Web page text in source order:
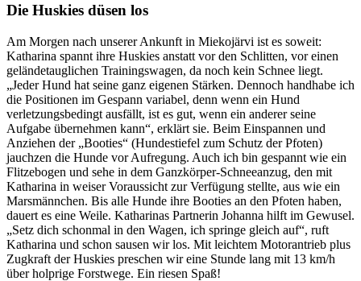
Die Huskies düsen los
Am Morgen nach unserer Ankunft in Miekojärvi ist es soweit:
Katharina spannt ihre Huskies anstatt vor den Schlitten, vor einen
geländetauglichen Trainingswagen, da noch kein Schnee liegt.
„Jeder Hund hat seine ganz eigenen Stärken. Dennoch handhabe ich
die Positionen im Gespann variabel, denn wenn ein Hund
verletzungsbedingt ausfällt, ist es gut, wenn ein anderer seine
Aufgabe übernehmen kann“, erklärt sie. Beim Einspannen und
Anziehen der „Booties“ (Hundestiefel zum Schutz der Pfoten)
jauchzen die Hunde vor Aufregung. Auch ich bin gespannt wie ein
Flitzebogen und sehe in dem Ganzkörper-Schneeanzug, den mit
Katharina in weiser Voraussicht zur Verfügung stellte, aus wie ein
Marsmännchen. Bis alle Hunde ihre Booties an den Pfoten haben,
dauert es eine Weile. Katharinas Partnerin Johanna hilft im Gewusel.
„Setz dich schonmal in den Wagen, ich springe gleich auf“, ruft
Katharina und schon sausen wir los. Mit leichtem Motorantrieb plus
Zugkraft der Huskies preschen wir eine Stunde lang mit 13 km/h
über holprige Forstwege. Ein riesen Spaß!